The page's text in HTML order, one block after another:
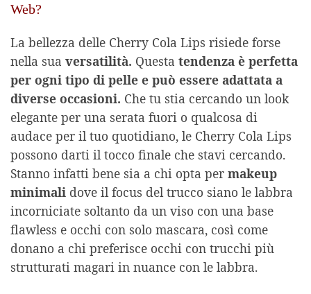
Web?
La bellezza delle Cherry Cola Lips risiede forse
nella sua versatilità. Questa tendenza è perfetta
per ogni tipo di pelle e può essere adattata a
diverse occasioni. Che tu stia cercando un look
elegante per una serata fuori o qualcosa di
audace per il tuo quotidiano, le Cherry Cola Lips
possono darti il tocco finale che stavi cercando.
Stanno infatti bene sia a chi opta per makeup
minimali dove il focus del trucco siano le labbra
incorniciate soltanto da un viso con una base
flawless e occhi con solo mascara, così come
donano a chi preferisce occhi con trucchi più
strutturati magari in nuance con le labbra.